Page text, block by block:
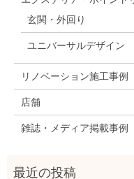
玄関・外回り
ユニバーサルデザイン
リノベーション施工事例
店舗
雑誌・メディア掲載事例